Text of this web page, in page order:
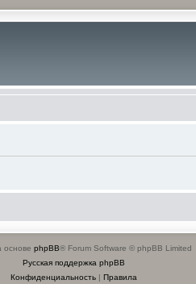
основе phpBB® Forum Software © phpBB Limited
Русская поддержка phpBB
Конфиденциальность| Правила